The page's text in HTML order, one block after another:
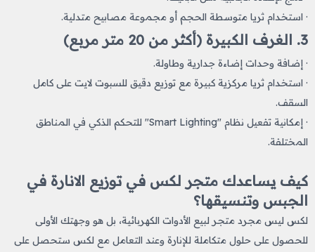
· استخدام ثريا متوسطة الحجم أو مجموعة مصابيح متدلية.
3. الغرف الكبيرة (أكثر من 20 متر مربع)
· إضافة وحدات إضاءة جدارية وطاولة.
· استخدام ثريا مركزية كبيرة مع توزيع دقيق للسبوت لايت على كامل
السقف.
· إمكانية تفعيل نظام "Smart Lighting" للتحكم الذكي في المناطق
المختلفة.
كيف يساعدك متجر لكس في توزيع الانارة في
الجبس وتنسيقها؟
لكس ليس مجرد متجر لبيع الأدوات الكهربائية، بل هو وجهتك الأولى
للحصول على حلول متكاملة للإنارة وعند التعامل مع لكس ستحصل على